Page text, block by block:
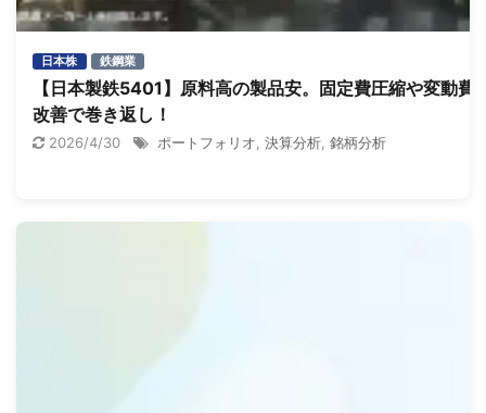
日本株 鉄鋼業
【日本製鉄5401】原料高の製品安。固定費圧縮や変動費
改善で巻き返し！
2026/4/30 ポートフォリオ 決算分析 銘柄分析